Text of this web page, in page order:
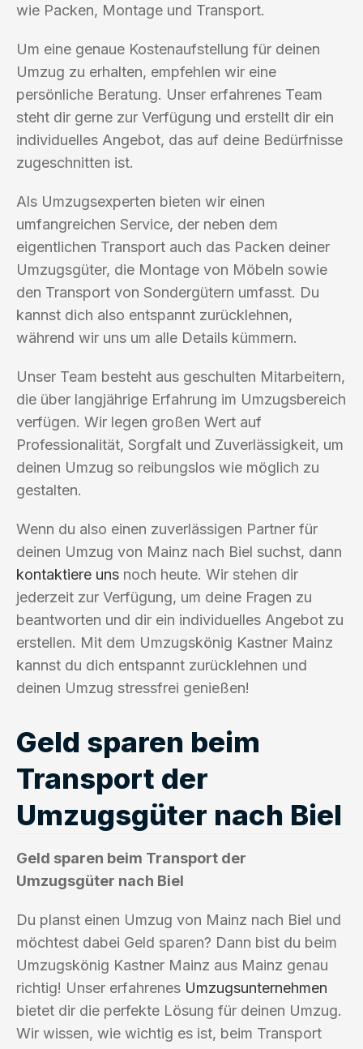
wie Packen, Montage und Transport.
Um eine genaue Kostenaufstellung für deinen
Umzug zu erhalten, empfehlen wir eine
persönliche Beratung. Unser erfahrenes Team
steht dir gerne zur Verfügung und erstellt dir ein
individuelles Angebot, das auf deine Bedürfnisse
zugeschnitten ist.
Als Umzugsexperten bieten wir einen
umfangreichen Service, der neben dem
eigentlichen Transport auch das Packen deiner
Umzugsgüter, die Montage von Möbeln sowie
den Transport von Sondergütern umfasst. Du
kannst dich also entspannt zurücklehnen,
während wir uns um alle Details kümmern.
Unser Team besteht aus geschulten Mitarbeitern,
die über langjährige Erfahrung im Umzugsbereich
verfügen. Wir legen großen Wert auf
Professionalität, Sorgfalt und Zuverlässigkeit, um
deinen Umzug so reibungslos wie möglich zu
gestalten.
Wenn du also einen zuverlässigen Partner für
deinen Umzug von Mainz nach Biel suchst, dann
kontaktiere uns noch heute. Wir stehen dir
jederzeit zur Verfügung, um deine Fragen zu
beantworten und dir ein individuelles Angebot zu
erstellen. Mit dem Umzugskönig Kastner Mainz
kannst du dich entspannt zurücklehnen und
deinen Umzug stressfrei genießen!
Geld sparen beim
Transport der
Umzugsgüter nach Biel
Geld sparen beim Transport der
Umzugsgüter nach Biel
Du planst einen Umzug von Mainz nach Biel und
möchtest dabei Geld sparen? Dann bist du beim
Umzugskönig Kastner Mainz aus Mainz genau
richtig! Unser erfahrenes Umzugsunternehmen
bietet dir die perfekte Lösung für deinen Umzug.
Wir wissen, wie wichtig es ist, beim Transport